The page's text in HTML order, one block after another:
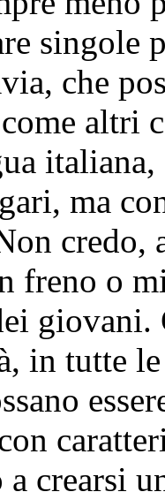
singole
che
altri
ma
credo,
freno o
in tutte
crearsi